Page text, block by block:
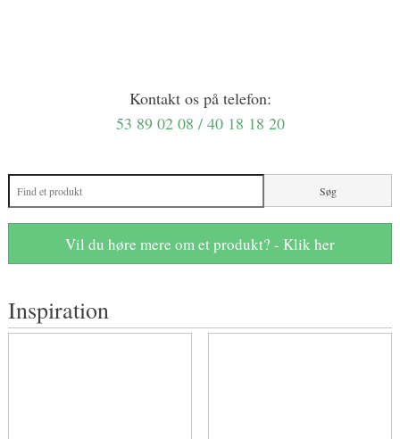
Kontakt os på telefon:
53 89 02 08 / 40 18 18 20
Vil du høre mere om et produkt? - Klik her
​Inspiration